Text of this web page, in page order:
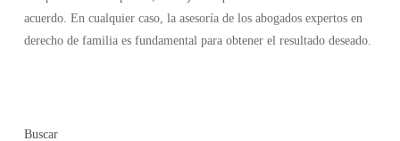
acuerdo. En cualquier caso, la asesoría de los abogados expertos en
derecho de familia es fundamental para obtener el resultado deseado.
Buscar